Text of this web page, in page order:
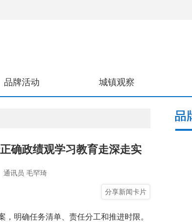
品牌活动 城镇观察
确政绩观学习教育走深走实
通讯员 毛罕琦
分享新闻卡片
明确任务清单、责任分工和推进时限。